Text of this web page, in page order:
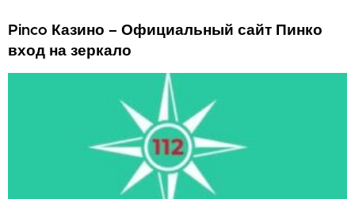
Pinco Казино – Официальный сайт Пинко
вход на зеркало